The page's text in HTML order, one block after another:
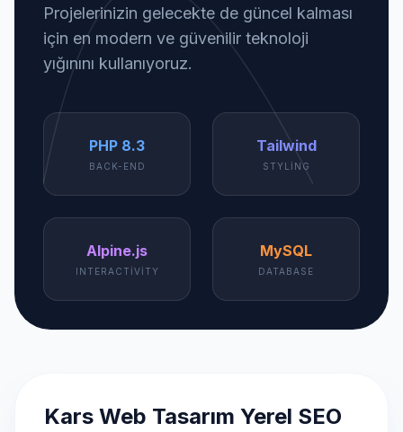
Projelerinizin gelecekte de güncel kalması
için en modern ve güvenilir teknoloji
yığınını kullanıyoruz.
PHP 8.3
BACK-END
Tailwind
STYLING
Alpine.js
INTERACTIVITY
MySQL
DATABASE
Kars Web Tasarım Yerel SEO